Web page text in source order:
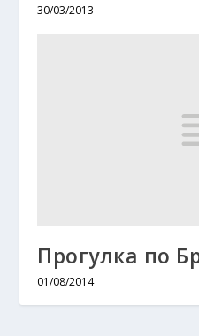
30/03/2013
Прогулка по
01/08/2014